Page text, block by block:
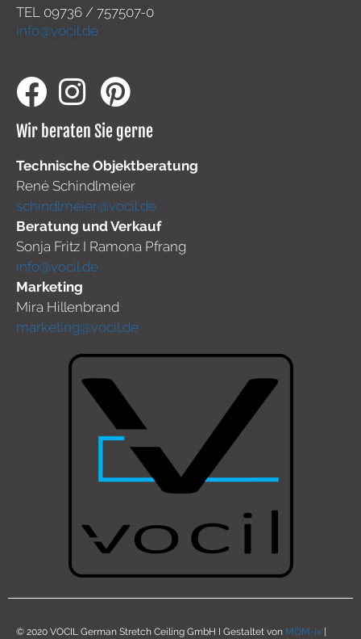
TEL 09736 / 757507-0
info@vocil.de
Wir beraten Sie gerne
Technische Objektberatung
René Schindlmeier
schindlmeier@vocil.de
Beratung und Verkauf
Sonja Fritz I Ramona Pfrang
info@vocil.de
Marketing
Mira Hillenbrand
marketing@vocil.de
© 2020 VOCIL German Stretch Ceiling GmbH I Gestaltet von MOM-ix